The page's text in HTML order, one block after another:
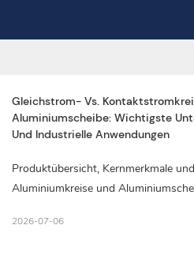
Gleichstrom- Vs.
Aluminiumscheibe: Wichtigste
Und Industrielle Anwendungen
Produktübersicht, Kernmerkmale
Aluminiumkreise und
2026-07-06